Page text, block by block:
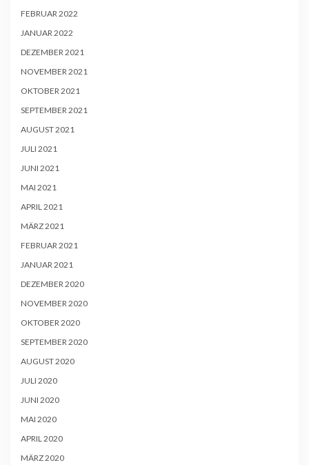
FEBRUAR 2022
JANUAR 2022
DEZEMBER 2021
NOVEMBER 2021
OKTOBER 2021
SEPTEMBER 2021
AUGUST 2021
JULI 2021
JUNI 2021
MAI 2021
APRIL 2021
MÄRZ 2021
FEBRUAR 2021
JANUAR 2021
DEZEMBER 2020
NOVEMBER 2020
OKTOBER 2020
SEPTEMBER 2020
AUGUST 2020
JULI 2020
JUNI 2020
MAI 2020
APRIL 2020
MÄRZ 2020